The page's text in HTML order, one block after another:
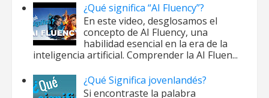
¿Qué significa “AI Fluency”?
En este video, desglosamos el
concepto de AI Fluency, una
habilidad esencial en la era de la
inteligencia artificial. Comprender la AI Fluen...
¿Qué Significa jovenlandés?
Si encontraste la palabra